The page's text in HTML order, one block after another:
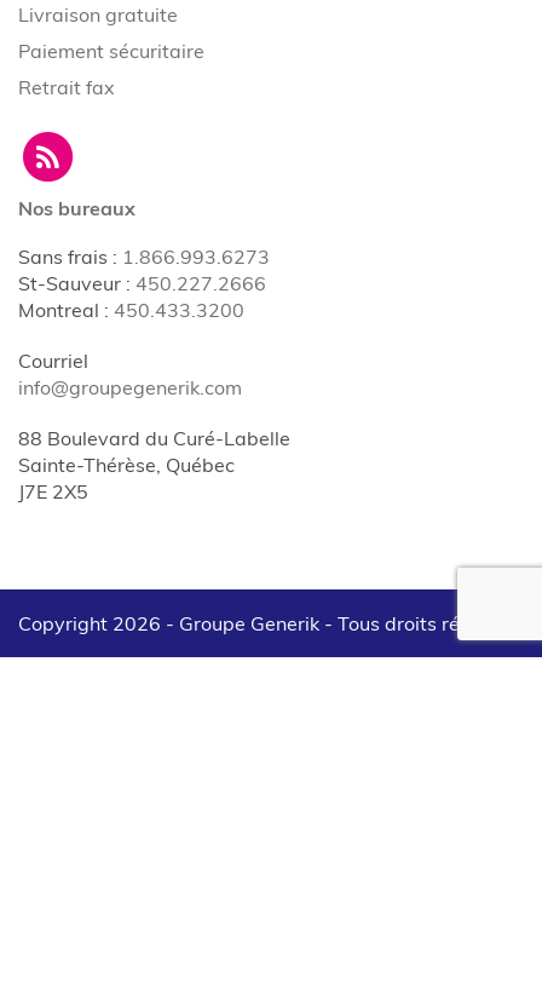
Livraison gratuite
Paiement sécuritaire
Retrait fax
Nos bureaux
Sans frais : 1.866.993.6273
St-Sauveur : 450.227.2666
Montreal : 450.433.3200
Courriel
info@groupegenerik.com
88 Boulevard du Curé-Labelle
Sainte-Thérèse, Québec
J7E 2X5
Copyright 2026 - Groupe Generik - Tous droits réservés